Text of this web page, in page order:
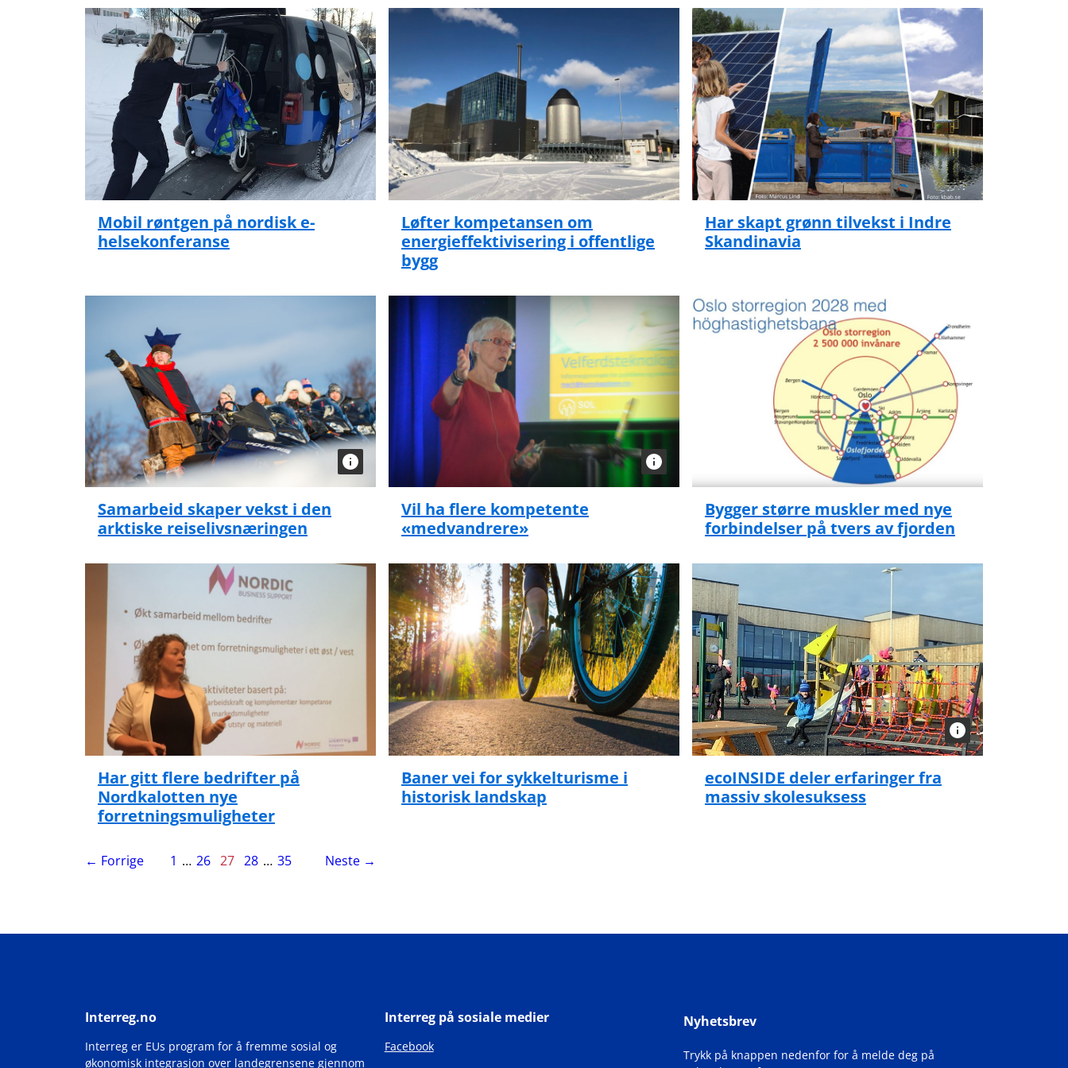
Mobil røntgen på nordisk e-
helsekonferanse
Løfter kompetansen om
energieffektivisering i offentlige
bygg
Har skapt grønn tilvekst i Indre
Skandinavia
Samarbeid skaper vekst i den
arktiske reiselivsnæringen
Vil ha flere kompetente
«medvandrere»
Bygger større muskler med nye
forbindelser på tvers av fjorden
Har gitt flere bedrifter på
Nordkalotten nye
forretningsmuligheter
Baner vei for sykkelturisme i
historisk landskap
ecoINSIDE deler erfaringer fra
massiv skolesuksess
← Forrigeside
Side
1 … 26 27 28 … 35 Neste side
→
Interreg.no
Interreg er EUs program for å fremme sosial og
økonomisk integrasjon over landegrensene gjennom
Interreg på sosiale medier
Facebook
Nyhetsbrev
Trykk på knappen nedenfor for å melde deg på